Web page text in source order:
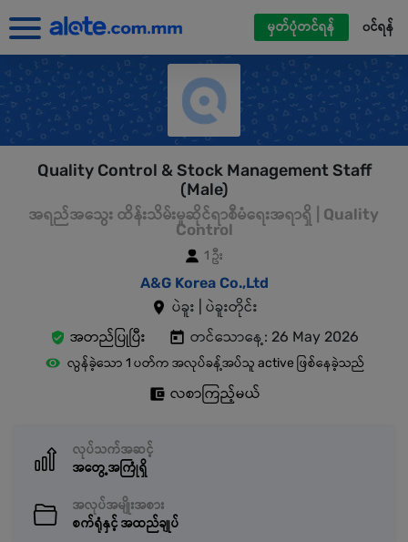
မှတ်ပုံတင်ရန် ၀င်ရန်
Quality Control & Stock Management Staff
(Male)
အရည်အသွေး ထိန်းသိမ်းမှုဆိုင်ရာစီမံရေးအရာရှိ | Quality
Control
1 ဦး
A&G Korea Co.,Ltd
ပဲခူး | ပဲခူးတိုင်း
အတည်ပြုပြီး
တင်သောနေ့: 26 May 2026
လွန်ခဲ့သော 1 ပတ်က အလုပ်ခန့်အပ်သူ active ဖြစ်နေခဲ့သည်
လစာကြည့်မယ်
လုပ်သက်အဆင့်
အတွေ့အကြုံရှိ
အလုပ်အမျိုးအစား
စက်ရုံနှင့် အထည်ချုပ်